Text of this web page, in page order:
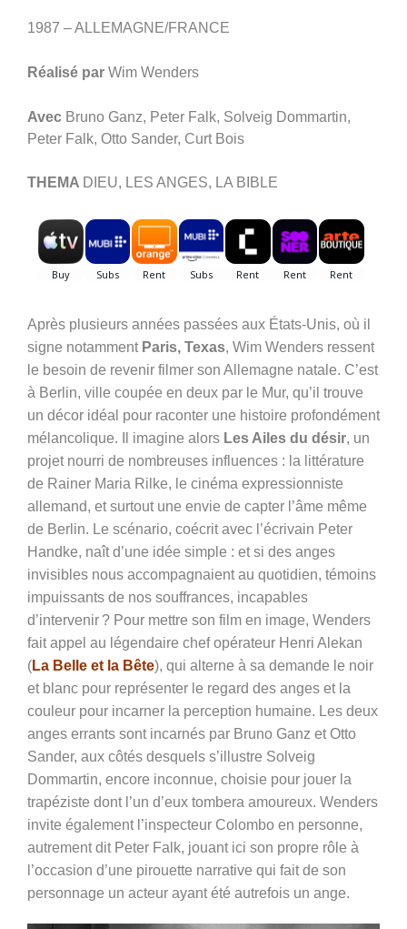
1987 – ALLEMAGNE/FRANCE
Réalisé par Wim Wenders
Avec Bruno Ganz, Peter Falk, Solveig Dommartin,
Peter Falk, Otto Sander, Curt Bois
THEMA DIEU, LES ANGES, LA BIBLE
Après plusieurs années passées aux États-Unis, où il
signe notamment Paris, Texas, Wim Wenders ressent
le besoin de revenir filmer son Allemagne natale. C’est
à Berlin, ville coupée en deux par le Mur, qu’il trouve
un décor idéal pour raconter une histoire profondément
mélancolique. Il imagine alors Les Ailes du désir, un
projet nourri de nombreuses influences : la littérature
de Rainer Maria Rilke, le cinéma expressionniste
allemand, et surtout une envie de capter l’âme même
de Berlin. Le scénario, coécrit avec l’écrivain Peter
Handke, naît d’une idée simple : et si des anges
invisibles nous accompagnaient au quotidien, témoins
impuissants de nos souffrances, incapables
d’intervenir ? Pour mettre son film en image, Wenders
fait appel au légendaire chef opérateur Henri Alekan
(La Belle et la Bête), qui alterne à sa demande le noir
et blanc pour représenter le regard des anges et la
couleur pour incarner la perception humaine. Les deux
anges errants sont incarnés par Bruno Ganz et Otto
Sander, aux côtés desquels s’illustre Solveig
Dommartin, encore inconnue, choisie pour jouer la
trapéziste dont l’un d’eux tombera amoureux. Wenders
invite également l’inspecteur Colombo en personne,
autrement dit Peter Falk, jouant ici son propre rôle à
l’occasion d’une pirouette narrative qui fait de son
personnage un acteur ayant été autrefois un ange.